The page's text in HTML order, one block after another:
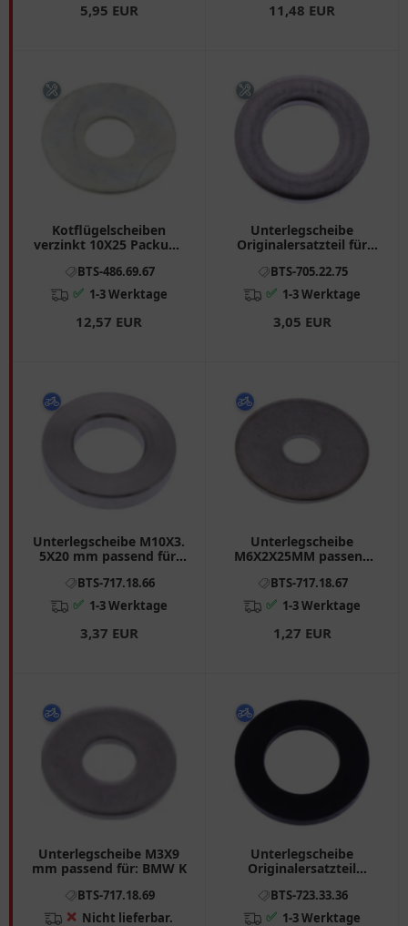
5,95 EUR 11,48 EUR
Kotflügelscheiben
verzinkt 10X25 Packung
BTS-486.69.67
✅ 1-3 Werktage
12,57 EUR
Unterlegscheibe
Originalersatzteil für
BTS-705.22.75
✅ 1-3 Werktage
3,05 EUR
Unterlegscheibe M10X3.
5X20 mm passend für:
BTS-717.18.66
✅ 1-3 Werktage
3,37 EUR
Unterlegscheibe
M6X2X25MM passend
BTS-717.18.67
✅ 1-3 Werktage
1,27 EUR
Unterlegscheibe M3X9
mm passend für: BMW K
BTS-717.18.69
❌ Nicht lieferbar.
Unterlegscheibe
Originalersatzteil
G
BTS-723.33.36
✅ 1-3 Werktage